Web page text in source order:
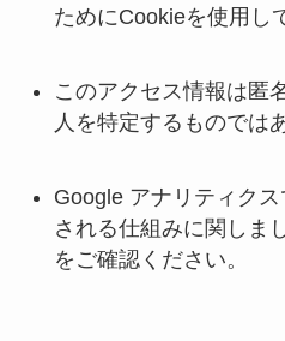
ためにCookieを使用し
このアクセス情報は匿
人を特定するものでは
Google アナリティク
される仕組みに関しま
をご確認ください。